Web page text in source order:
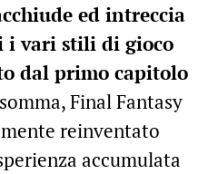
ed intreccia
i vari stili di gioco
dal primo capitolo
Final Fantasy
reinventato
accumulata